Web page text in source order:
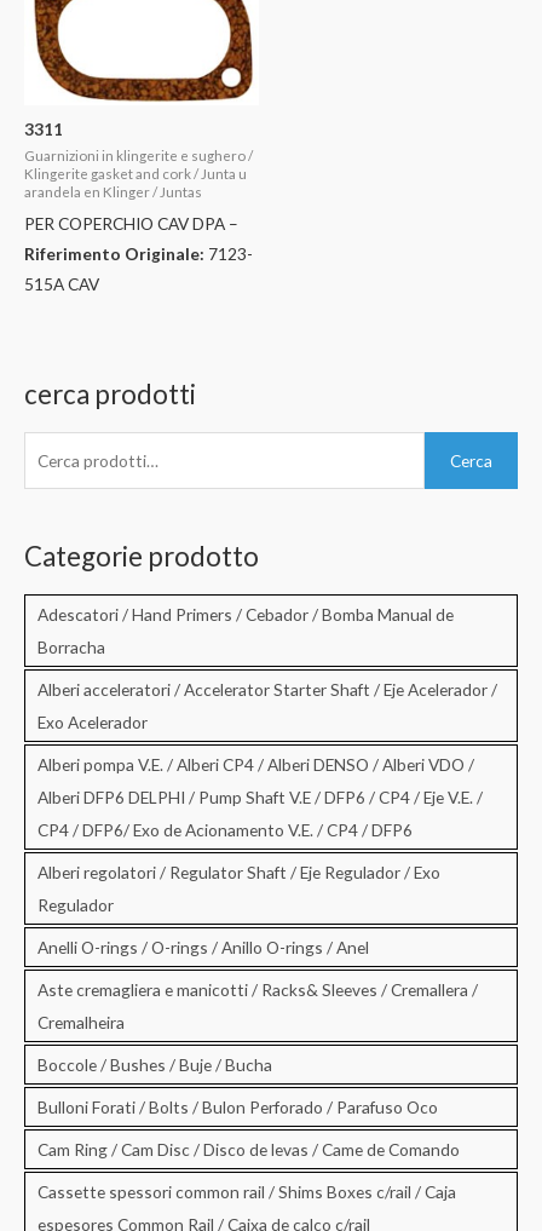
3311
Guarnizioni in klingerite e sughero /
Klingerite gasket and cork / Junta u
arandela en Klinger / Juntas
PER COPERCHIO CAV DPA –
Riferimento Originale: 7123-
515A CAV
cerca prodotti
c
Cerca
Categorie prodotto
Adescatori / Hand Primers / Cebador / Bomba Manual de
Borracha
Alberi acceleratori / Accelerator Starter Shaft / Eje Acelerador /
Exo Acelerador
Alberi pompa V.E. / Alberi CP4 / Alberi DENSO / Alberi VDO /
Alberi DFP6 DELPHI / Pump Shaft V.E / DFP6 / CP4 / Eje V.E. /
CP4 / DFP6/ Exo de Acionamento V.E. / CP4 / DFP6
Alberi regolatori / Regulator Shaft / Eje Regulador / Exo
Regulador
Anelli O-rings / O-rings / Anillo O-rings / Anel
Aste cremagliera e manicotti / Racks& Sleeves / Cremallera /
Cremalheira
Boccole / Bushes / Buje / Bucha
Bulloni Forati / Bolts / Bulon Perforado / Parafuso Oco
Cam Ring / Cam Disc / Disco de levas / Came de Comando
Cassette spessori common rail / Shims Boxes c/rail / Caja
espesores Common Rail / Caixa de calco c/rail